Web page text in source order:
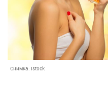
Снимка: Istock